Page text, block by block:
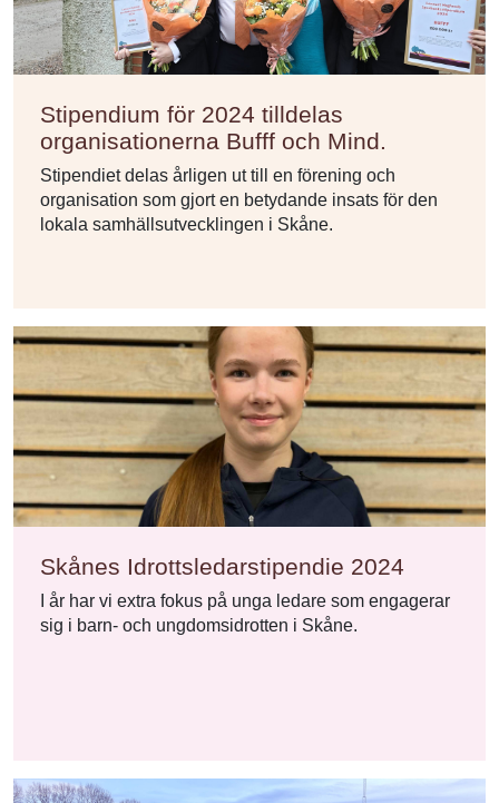
Stipendium för 2024 tilldelas
organisationerna Bufff och Mind.
Stipendiet delas årligen ut till en förening och
organisation som gjort en betydande insats för den
lokala samhällsutvecklingen i Skåne.
Skånes Idrottsledarstipendie 2024
I år har vi extra fokus på unga ledare som engagerar
sig i barn- och ungdomsidrotten i Skåne.